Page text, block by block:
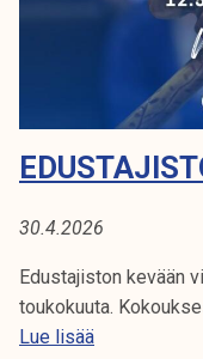
l
i
j
u
n
t
I
N
G
u
s
i
d
o
t
30.4.2026
Edustajiston kevään
toukokuuta.
Lue lisääE